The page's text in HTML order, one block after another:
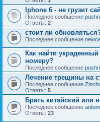
Iphone 6 - не грузит
Последнее сообщение
Ответы: 2
стоит ли
Последнее сообщение
Как найти
номеру?
Последнее сообщение
Лечение трещины на
Последнее сообщение
Ответы: 5
Брать китайский или
Последнее сообщение
Ответы: 23